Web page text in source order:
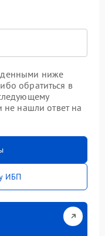
ниже
обратиться в
не нашли ответ на
ИБП